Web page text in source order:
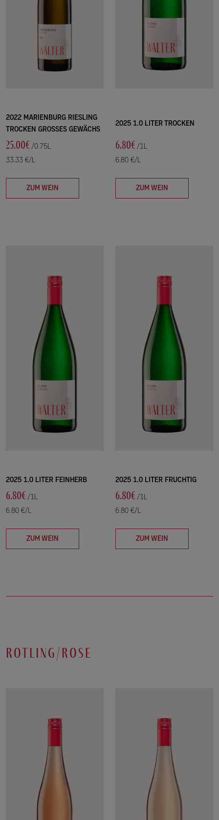
2022 MARIENBURG RIESLING
TROCKEN GROSSES GEWÄCHS
25.00€ /0.75L
33.33 €/L
ZUM WEIN
2025 1.0 LITER TROCKEN
6.80€ /1L
6.80 €/L
ZUM WEIN
2025 1.0 LITER FEINHERB
6.80€ /1L
6.80 €/L
ZUM WEIN
2025 1.0 LITER FRUCHTIG
6.80€ /1L
6.80 €/L
ZUM WEIN
rotling/rose